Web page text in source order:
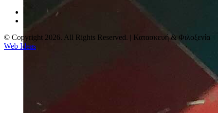
© Copyright 2026. All Rights Reserved. | Κατασκευή & Φιλοξενία
Web Ideas